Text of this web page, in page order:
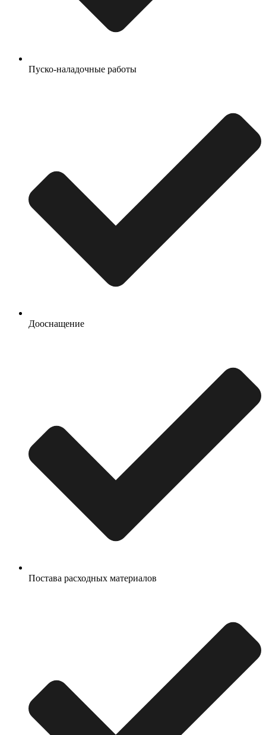
Пуско-наладочные работы
Дооснащение
Постава расходных материалов